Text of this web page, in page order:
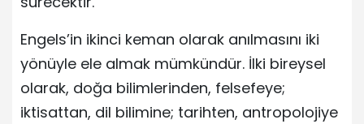
Engels’in ikinci keman olarak anılmasını iki
yönüyle ele almak mümkündür. İlki bireysel
olarak, doğa bilimlerinden, felsefeye;
iktisattan, dil bilimine; tarihten, antropolojiye